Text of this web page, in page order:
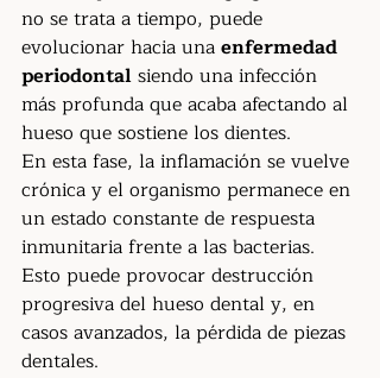
no se trata a tiempo, puede
evolucionar hacia una enfermedad
periodontal siendo una infección
más profunda que acaba afectando al
hueso que sostiene los dientes.
En esta fase, la inflamación se vuelve
crónica y el organismo permanece en
un estado constante de respuesta
inmunitaria frente a las bacterias.
Esto puede provocar destrucción
progresiva del hueso dental y, en
casos avanzados, la pérdida de piezas
dentales.